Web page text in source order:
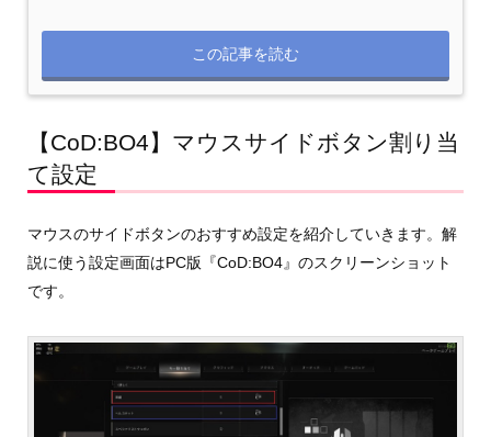
この記事を読む
【CoD:BO4】マウスサイドボタン割り当
て設定
マウスのサイドボタンのおすすめ設定を紹介していきます。解
説に使う設定画面はPC版『CoD:BO4』のスクリーンショット
です。